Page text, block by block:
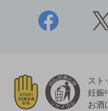
スト
妊娠
お酒